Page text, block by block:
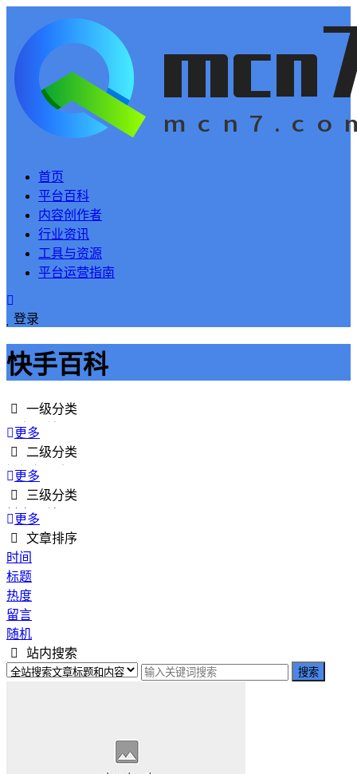
首页
平台百科
内容创作者
行业资讯
工具与资源
平台运营指南
登录
快手百科
一级分类
平台百科
内容创作者
行业资讯
工具与资源
平台运营指南
更多
二级分类
短视频平台
社交媒体平台
内容分享平台
其他平台
更多
三级分类
抖音百科
快手百科
视频号百科
更多
文章排序
时间
标题
热度
留言
随机
站内搜索